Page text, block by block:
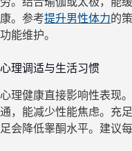
康。参考提升男性体力的
功能维护。
心理调适与生活习惯
心理健康直接影响性表现
通，能减少性能焦虑。充
足会降低睾酮水平。建议